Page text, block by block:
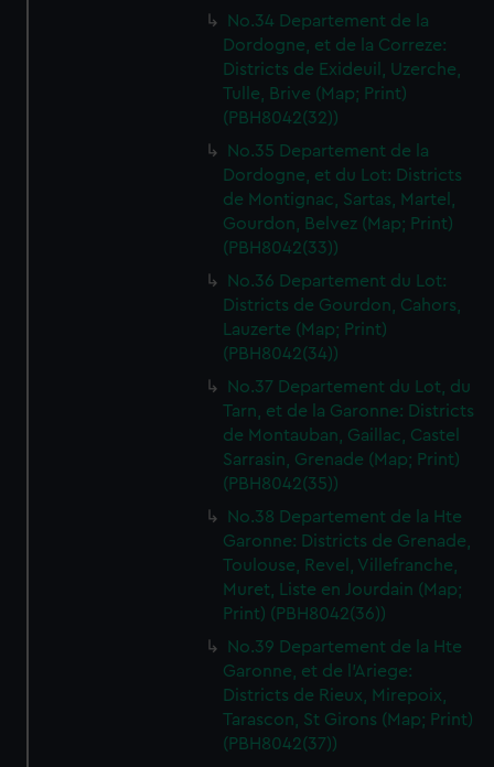
No.34 Departement de la
Dordogne, et de la Correze:
Districts de Exideuil, Uzerche,
Tulle, Brive (Map; Print)
(PBH8042(32))
No.35 Departement de la
Dordogne, et du Lot: Districts
de Montignac, Sartas, Martel,
Gourdon, Belvez (Map; Print)
(PBH8042(33))
No.36 Departement du Lot:
Districts de Gourdon, Cahors,
Lauzerte (Map; Print)
(PBH8042(34))
No.37 Departement du Lot, du
Tarn, et de la Garonne: Districts
de Montauban, Gaillac, Castel
Sarrasin, Grenade (Map; Print)
(PBH8042(35))
No.38 Departement de la Hte
Garonne: Districts de Grenade,
Toulouse, Revel, Villefranche,
Muret, Liste en Jourdain (Map;
Print) (PBH8042(36))
No.39 Departement de la Hte
Garonne, et de l'Ariege:
Districts de Rieux, Mirepoix,
Tarascon, St Girons (Map; Print)
(PBH8042(37))